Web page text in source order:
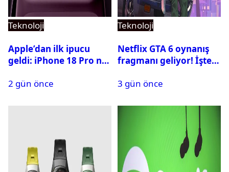
Teknoloji
Apple’dan ilk ipucu
geldi: iPhone 18 Pro ne
2 gün önce
Teknoloji
Netflix GTA 6 oynanış
fragmanı geliyor! İşte
3 gün önce